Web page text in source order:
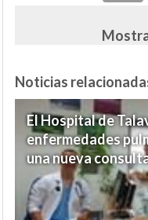
Noticias
El Hospital de
enfermedades
una nueva